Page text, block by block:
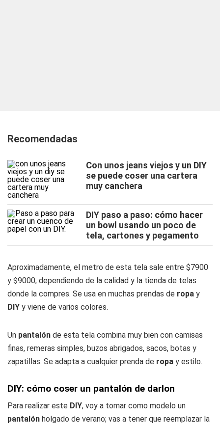
Recomendadas
Con unos jeans viejos y un DIY
se puede coser una cartera
muy canchera
DIY paso a paso: cómo hacer
un bowl usando un poco de
tela, cartones y pegamento
Aproximadamente, el metro de esta tela sale entre $7900
y $9000, dependiendo de la calidad y la tienda de telas
donde la compres. Se usa en muchas prendas de ropa y
DIY y viene de varios colores.
Un pantalón de esta tela combina muy bien con camisas
finas, remeras simples, buzos abrigados, sacos, botas y
zapatillas. Se adapta a cualquier prenda de ropa y estilo.
DIY: cómo coser un pantalón de darlon
Para realizar este DIY, voy a tomar como modelo un
pantalón holgado de verano; vas a tener que reemplazar la